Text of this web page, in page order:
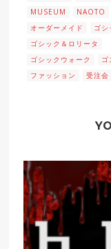
MUSEUM
NAOTO
オーダーメイド
ゴシ
ゴシック＆ロリータ
ゴシックウォーク
ゴ
ファッション
受注会